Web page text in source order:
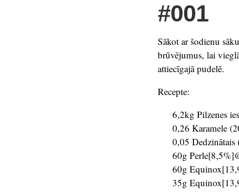
#001
Sākot ar šodienu
brūvējumus, lai
attiecīgajā pudelē.
Recepte:
6,2kg Pilzenes
0,26 Karamele
0,05
60g
60g
35g